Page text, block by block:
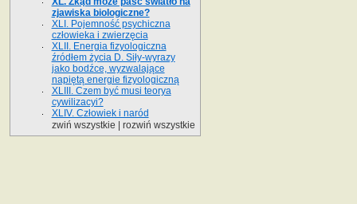
zjawiska biologiczne?
XLI. Pojemność psychiczna
człowieka i zwierzęcia
XLII. Energia fizyologiczna
źródłem życia D. Siły-wyrazy
jako bodźce, wyzwalające
napiętą energie fizyologiczną
XLIII. Czem być musi teorya
cywilizacyi?
XLIV. Człowiek i naród
zwiń wszystkie
rozwiń wszystkie